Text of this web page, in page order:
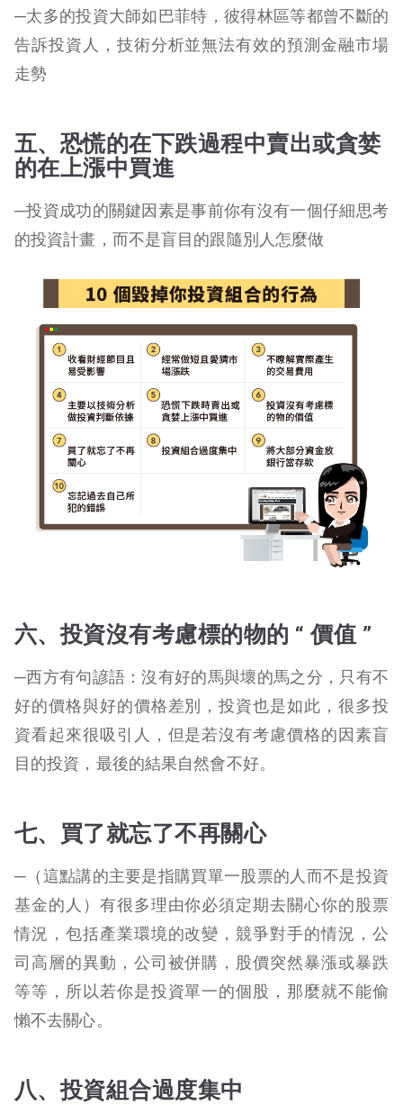
─太多的投資大師如巴菲特，彼得林區等都曾不斷的
告訴投資人，技術分析並無法有效的預測金融市場
走勢
五、恐慌的在下跌過程中賣出或貪婪
的在上漲中買進
─投資成功的關鍵因素是事前你有沒有一個仔細思考
的投資計畫，而不是盲目的跟隨別人怎麼做
六、投資沒有考慮標的物的 “ 價值 ”
─西方有句諺語：沒有好的馬與壞的馬之分，只有不
好的價格與好的價格差別，投資也是如此，很多投
資看起來很吸引人，但是若沒有考慮價格的因素盲
目的投資，最後的結果自然會不好。
七、買了就忘了不再關心
─（這點講的主要是指購買單一股票的人而不是投資
基金的人）有很多理由你必須定期去關心你的股票
情況，包括產業環境的改變，競爭對手的情況，公
司高層的異動，公司被併購，股價突然暴漲或暴跌
等等，所以若你是投資單一的個股，那麼就不能偷
懶不去關心。
八、投資組合過度集中